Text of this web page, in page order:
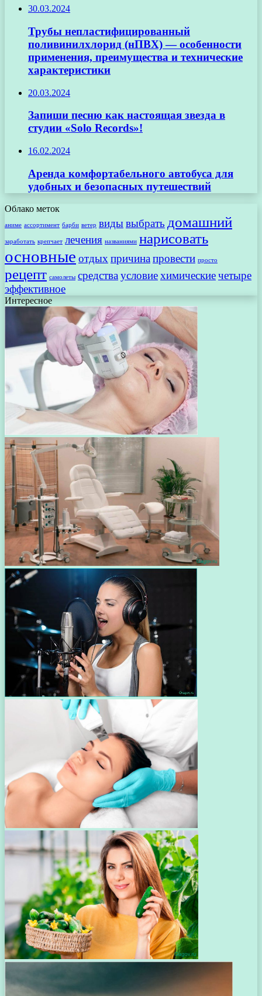
30.03.2024
Трубы непластифицированный
поливинилхлорид (нПВХ) — особенности
применения, преимущества и технические
характеристики
20.03.2024
Запиши песню как настоящая звезда в
студии «Solo Records»!
16.02.2024
Аренда комфортабельного автобуса для
удобных и безопасных путешествий
Облако меток
аниме ассортимент барби ветер видывыбрать домашний
заработать крепчает лечения названиями нарисовать
основные отдыхпричинапровести просто
рецепт самолеты средстваусловиехимическиечетыре
эффективное
Интересное